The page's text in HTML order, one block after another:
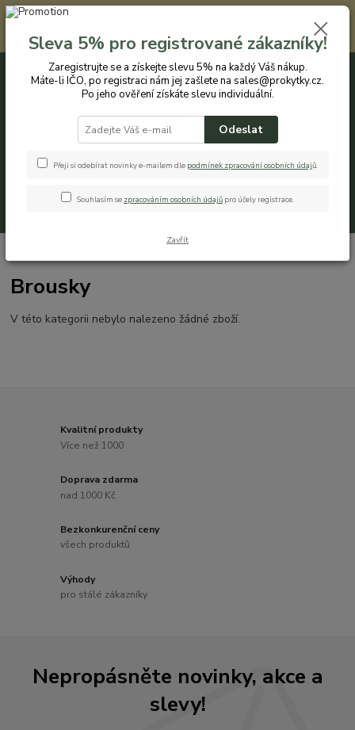
Registrovaným zákazníkům nabízíme slevu 5% na každý nákup. Máte-li
IČO, po registraci nám jej zašlete na sales@prokytky.cz. Po jeho ověření
získáte slevu individuální. Přejít na registraci →
CZK
+420 774 544 973 0ks
Brousky
V této kategorii nebylo nalezeno žádné zboží.
Kvalitní produkty
Více než 1000
Doprava zdarma
nad 1000 Kč
Bezkonkurenční ceny
všech produktů
Výhody
pro stálé zákazníky
Nepropásněte novinky, akce a
slevy!
Sleva 5% pro registrované zákazníky!
Zaregistrujte se a získejte slevu 5% na každý Váš nákup.
Máte-li IČO, po registraci nám jej zašlete na sales@prokytky.cz.
Po jeho ověření získáte slevu individuální.
Odeslat
Přeji si odebírat novinky e-mailem dle podmínek zpracování osobních údajů.
Souhlasím se zpracováním osobních údajů pro účely registrace.
Zavřít